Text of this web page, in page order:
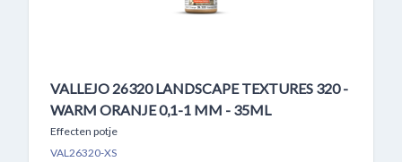
VALLEJO 26320 LANDSCAPE TEXTURES 320 -
WARM ORANJE 0,1-1 MM - 35ML
Effecten potje
VAL26320-XS